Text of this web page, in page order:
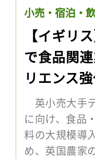
小売・宿泊・
【イギリ
で食品関
リエンス
英小売大手
に向け、食品
料の大規模導
め、英国農家